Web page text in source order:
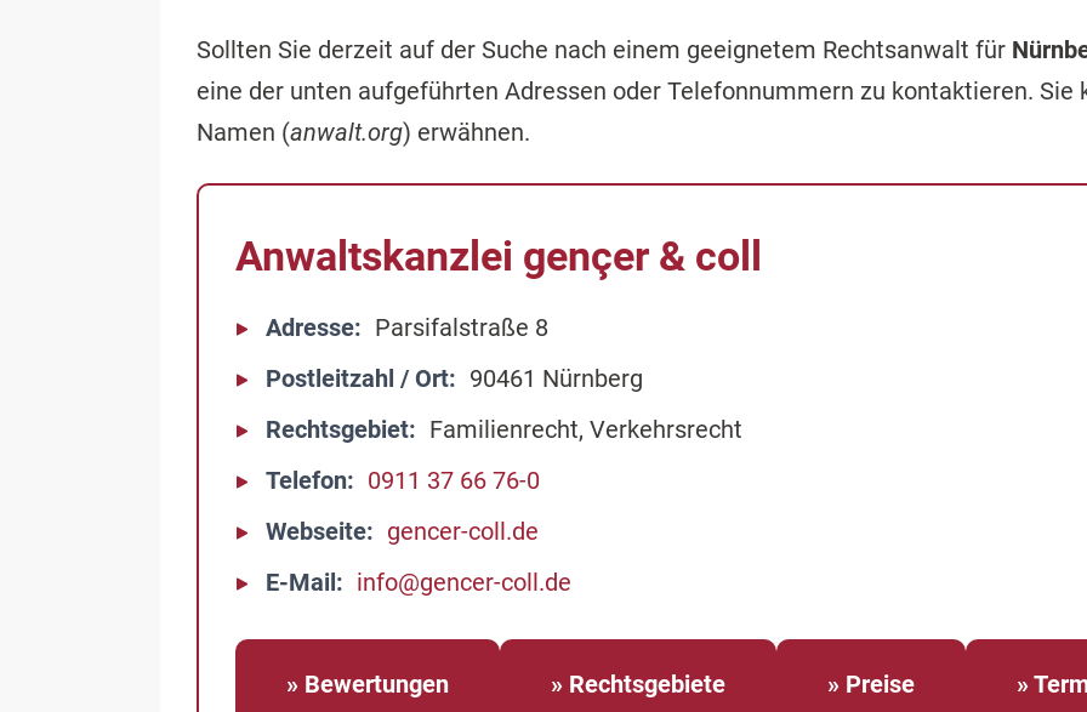
Sollten Sie derzeit auf der Suche nach einem geeignetem Rechtsanwalt für
eine der unten aufgeführten Adressen oder Telefonnummern zu kontaktieren. Sie
Namen (anwalt.org) erwähnen.
Anwaltskanzlei gençer & coll
Adresse
Parsifalstraße 8
Postleitzahl / Ort
90461 Nürnberg
Rechtsgebiet
Familienrecht, Verkehrsrecht
Telefon
0911 37 66 76-0
Webseite
gencer-coll.de
E-Mail
info@gencer-coll.de
» Bewertungen » Rechtsgebiete » Preise »